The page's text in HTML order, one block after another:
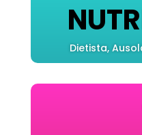
Dietista,